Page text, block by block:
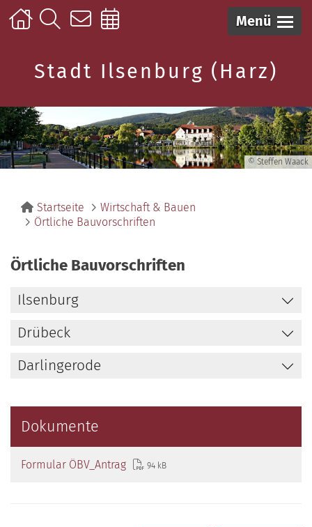
Menü
Stadt Ilsenburg (Harz)
© Steffen Waack
Startseite
Wirtschaft & Bauen
Örtliche Bauvorschriften
Örtliche Bauvorschriften
Ilsenburg
Drübeck
Darlingerode
Dokumente
Formular ÖBV_Antrag 94 kB